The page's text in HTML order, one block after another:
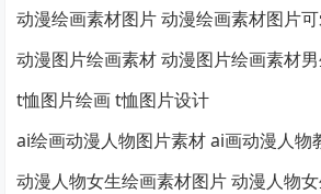
动漫绘画素材图片 动漫绘画素材图片
动漫图片绘画素材 动漫图片绘画素材
t恤图片绘画 t恤图片设计
ai绘画动漫人物图片素材 ai画动漫人物
动漫人物女生绘画素材图片 动漫人物